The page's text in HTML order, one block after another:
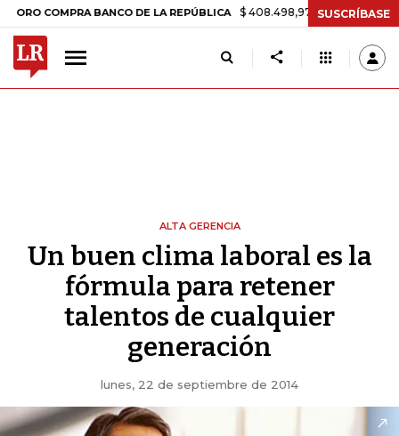
COMPRA BANCO DE LA REPÚBLICA $ 408.498,97 +$ 8.753,81 +2,19%
SUSCRÍBASE
ALTA GERENCIA
Un buen clima laboral es la
fórmula para retener
talentos de cualquier
generación
lunes, 22 de septiembre de 2014